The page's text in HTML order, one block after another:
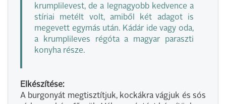
krumplilevest, de a legnagyobb kedvence a
stíriai metélt volt, amiből két adagot is
megevett egymás után. Kádár ide vagy oda,
a krumplileves régóta a magyar paraszti
konyha része.
Elkészítése:
A burgonyát megtisztítjuk, kockákra vágjuk és sós